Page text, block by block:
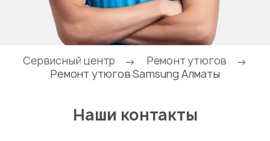
Сервисный центр → Ремонт утюгов
→
Ремонт утюгов Samsung Алматы
Наши контакты